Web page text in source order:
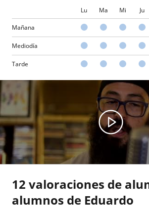
Lu Ma Mi Ju
Mañana
Mediodía
Tarde
12 valoraciones de
alumnos de Eduardo